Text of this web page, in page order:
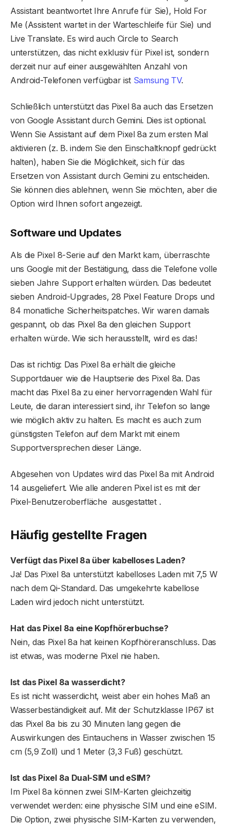
Assistant beantwortet Ihre Anrufe für Sie), Hold For
Me (Assistent wartet in der Warteschleife für Sie) und
Live Translate. Es wird auch Circle to Search
unterstützen, das nicht exklusiv für Pixel ist, sondern
derzeit nur auf einer ausgewählten Anzahl von
Android-Telefonen verfügbar ist Samsung TV.
Schließlich unterstützt das Pixel 8a auch das Ersetzen
von Google Assistant durch Gemini. Dies ist optional.
Wenn Sie Assistant auf dem Pixel 8a zum ersten Mal
aktivieren (z. B. indem Sie den Einschaltknopf gedrückt
halten), haben Sie die Möglichkeit, sich für das
Ersetzen von Assistant durch Gemini zu entscheiden.
Sie können dies ablehnen, wenn Sie möchten, aber die
Option wird Ihnen sofort angezeigt.
Software und Updates
Als die Pixel 8-Serie auf den Markt kam, überraschte
uns Google mit der Bestätigung, dass die Telefone volle
sieben Jahre Support erhalten würden. Das bedeutet
sieben Android-Upgrades, 28 Pixel Feature Drops und
84 monatliche Sicherheitspatches. Wir waren damals
gespannt, ob das Pixel 8a den gleichen Support
erhalten würde. Wie sich herausstellt, wird es das!
Das ist richtig: Das Pixel 8a erhält die gleiche
Supportdauer wie die Hauptserie des Pixel 8a. Das
macht das Pixel 8a zu einer hervorragenden Wahl für
Leute, die daran interessiert sind, ihr Telefon so lange
wie möglich aktiv zu halten. Es macht es auch zum
günstigsten Telefon auf dem Markt mit einem
Supportversprechen dieser Länge.
Abgesehen von Updates wird das Pixel 8a mit Android
14 ausgeliefert. Wie alle anderen Pixel ist es mit der
Pixel-Benutzeroberfläche ausgestattet .
Häufig gestellte Fragen
Verfügt das Pixel 8a über kabelloses Laden?
Ja! Das Pixel 8a unterstützt kabelloses Laden mit 7,5 W
nach dem Qi-Standard. Das umgekehrte kabellose
Laden wird jedoch nicht unterstützt.
Hat das Pixel 8a eine Kopfhörerbuchse?
Nein, das Pixel 8a hat keinen Kopfhöreranschluss. Das
ist etwas, was moderne Pixel nie haben.
Ist das Pixel 8a wasserdicht?
Es ist nicht wasserdicht, weist aber ein hohes Maß an
Wasserbeständigkeit auf. Mit der Schutzklasse IP67 ist
das Pixel 8a bis zu 30 Minuten lang gegen die
Auswirkungen des Eintauchens in Wasser zwischen 15
cm (5,9 Zoll) und 1 Meter (3,3 Fuß) geschützt.
Ist das Pixel 8a Dual-SIM und eSIM?
Im Pixel 8a können zwei SIM-Karten gleichzeitig
verwendet werden: eine physische SIM und eine eSIM.
Die Option, zwei physische SIM-Karten zu verwenden,